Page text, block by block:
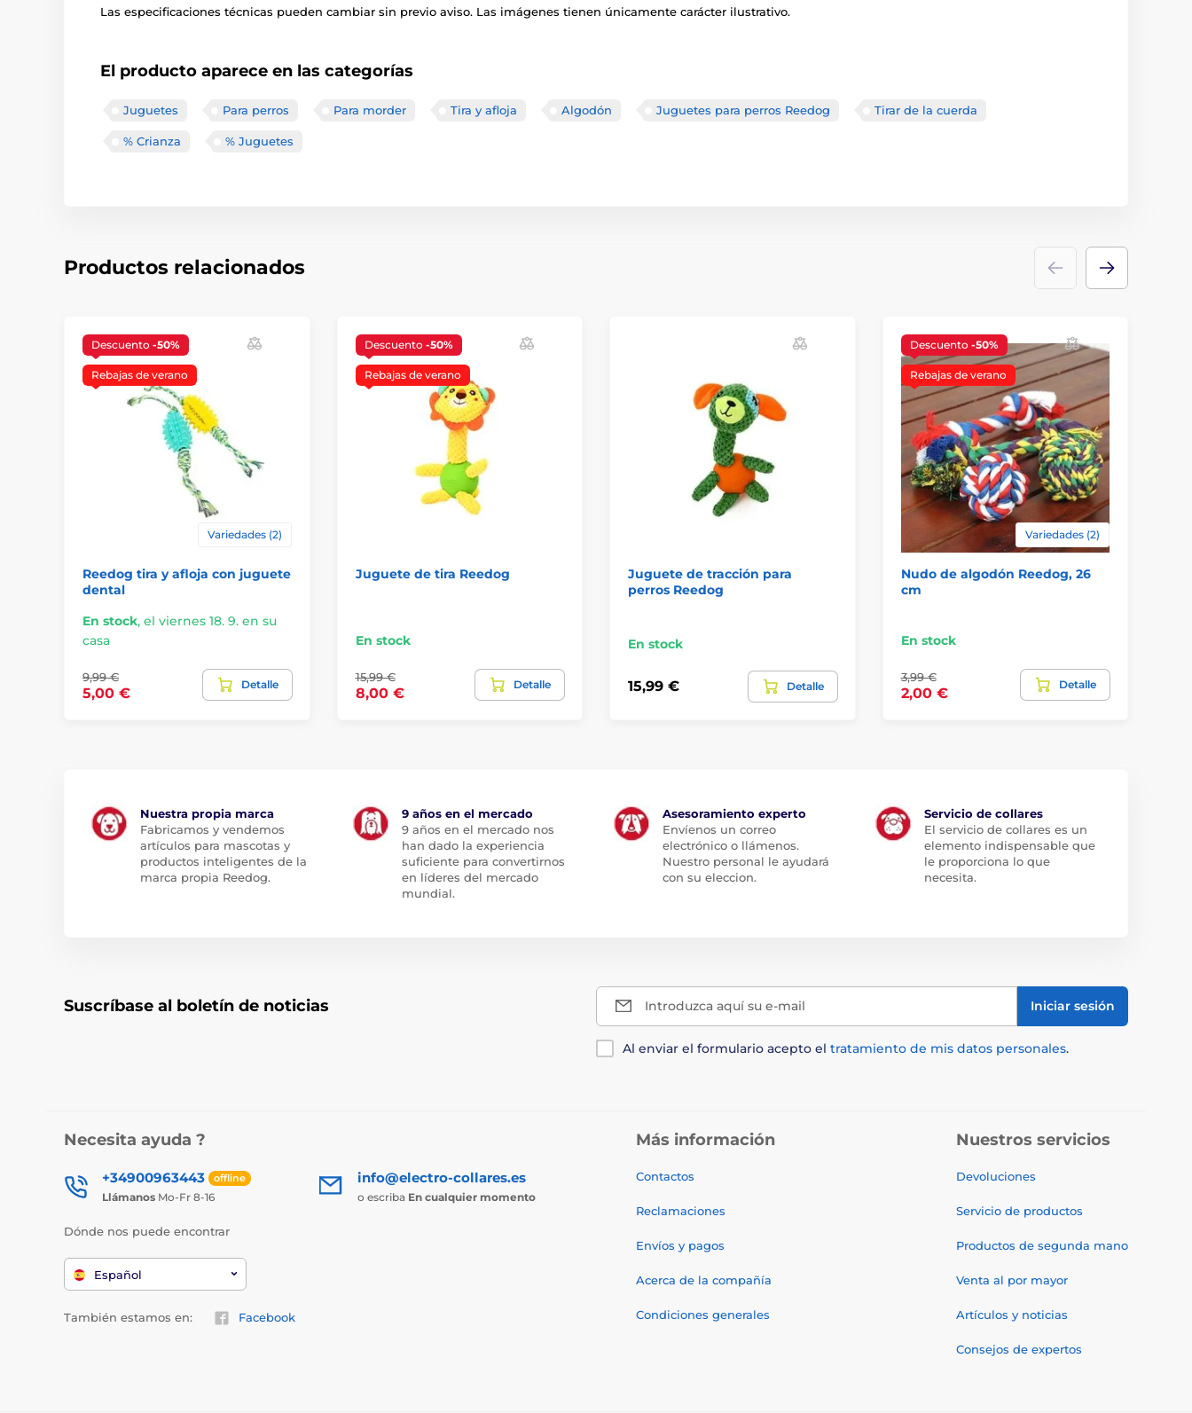
Las especificaciones técnicas pueden cambiar sin previo aviso. Las imágenes tienen únicamente carácter ilustrativo.
El producto aparece en las categorías
Juguetes Para perros Para morder Tira y afloja Algodón Juguetes para perros Reedog Tirar de la cuerda
% Crianza % Juguetes
Productos relacionados
Descuento -50%
Rebajas de verano
Variedades (2)
Reedog tira y afloja con juguete
dental
En stock, el viernes 18. 9. en su
casa
9,99 €
5,00 €
Detalle
Descuento -50%
Rebajas de verano
Juguete de tira Reedog
En stock
15,99 €
8,00 €
Detalle
Juguete de tracción para
perros Reedog
En stock
15,99 € Detalle
Descuento -50%
Rebajas de verano
Variedades (2)
Nudo de algodón Reedog, 26
cm
En stock
3,99 €
2,00 €
Detalle
Nuestra propia marca
Fabricamos y vendemos
artículos para mascotas y
productos inteligentes de la
marca propia Reedog.
9 años en el mercado
9 años en el mercado nos
han dado la experiencia
suficiente para convertirnos
en líderes del mercado
mundial.
Asesoramiento experto
Envíenos un correo
electrónico o llámenos.
Nuestro personal le ayudará
con su eleccion.
Servicio de collares
El servicio de collares es un
elemento indispensable que
le proporciona lo que
necesita.
Suscríbase al boletín de noticias Introduzca aquí su e-mail Iniciar sesión
Al enviar el formulario acepto el tratamiento de mis datos personales.
Necesita ayuda ?
+34900963443 offline
Llámanos Mo-Fr 8-16
info@electro-collares.es
o escriba En cualquier momento
Dónde nos puede encontrar
Español
También estamos en: Facebook
Más información
Contactos
Reclamaciones
Envíos y pagos
Acerca de la compañía
Condiciones generales
Nuestros servicios
Devoluciones
Servicio de productos
Productos de segunda mano
Venta al por mayor
Artículos y noticias
Consejos de expertos